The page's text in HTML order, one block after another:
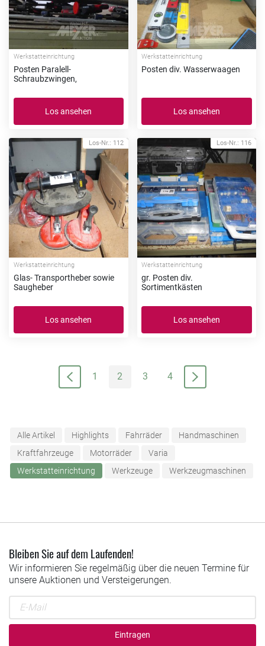
Werkstatteinrichtung
Posten Paralell-
Schraubzwingen,
Los ansehen
Werkstatteinrichtung
Posten div. Wasserwaagen
Los ansehen
Los-Nr.: 112
Werkstatteinrichtung
Glas- Transportheber sowie
Saugheber
Los ansehen
Los-Nr.: 116
Werkstatteinrichtung
gr. Posten div.
Sortimentkästen
Los ansehen
1 2 3 4
Alle Artikel Highlights Fahrräder
Handmaschinen
Kraftfahrzeuge
Motorräder
Varia
Werkstatteinrichtung
Werkzeuge Werkzeugmaschinen
Bleiben Sie auf dem Laufenden!
Wir informieren Sie regelmäßig über die neuen Termine für
unsere Auktionen und Versteigerungen.
Eintragen